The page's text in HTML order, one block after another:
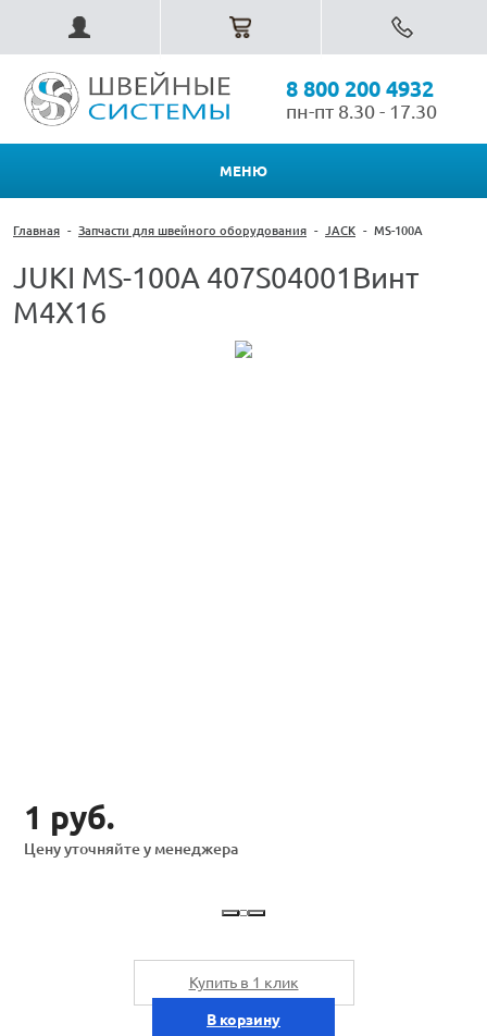
8 800 200 4932
пн-пт 8.30 - 17.30
МЕНЮ
Главная - Запчасти для швейного оборудования - JACK - MS-100A
JUKI MS-100A 407S04001Винт
M4X16
1 руб.
Цену уточняйте у менеджера
Купить в 1 клик
В корзину